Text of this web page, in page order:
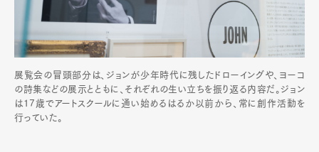
展覧会の冒頭部分は、ジョンが少年時代に残したドローイングや、ヨーコ
の詩集などの展示とともに、それぞれの生い立ちを振り返る内容だ。ジョン
は17歳でアートスクールに通い始めるはるか以前から、常に創作活動を
行っていた。